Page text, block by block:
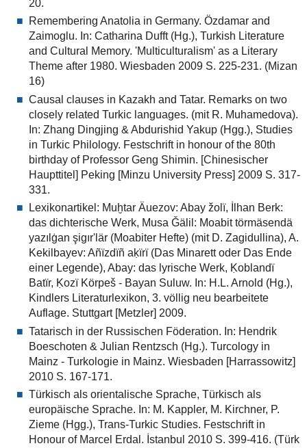
20.
Remembering Anatolia in Germany. Özdamar and
Zaimoglu. In: Catharina Dufft (Hg.), Turkish Literature
and Cultural Memory. 'Multiculturalism' as a Literary
Theme after 1980. Wiesbaden 2009 S. 225-231. (Mizan
16)
Causal clauses in Kazakh and Tatar. Remarks on two
closely related Turkic languages. (mit R. Muhamedova).
In: Zhang Dingjing & Abdurishid Yakup (Hgg.), Studies
in Turkic Philology. Festschrift in honour of the 80th
birthday of Professor Geng Shimin. [Chinesischer
Haupttitel] Peking [Minzu University Press] 2009 S. 317-
331.
Lexikonartikel: Muḫtar Äuezov: Abay žolï, İlhan Berk:
das dichterische Werk, Musa Ǧälil: Moabit törmäsendä
yazılġan şigır'lär (Moabiter Hefte) (mit D. Zagidullina), A.
Kekilbayev: Añïzdïñ aḳïrï (Das Minarett oder Das Ende
einer Legende), Abay: das lyrische Werk, Ḳoblandï
Batïr, Ḳozï Körpeš - Bayan Suluw. In: H.L. Arnold (Hg.),
Kindlers Literaturlexikon, 3. völlig neu bearbeitete
Auflage. Stuttgart [Metzler] 2009.
Tatarisch in der Russischen Föderation. In: Hendrik
Boeschoten & Julian Rentzsch (Hg.). Turcology in
Mainz - Turkologie in Mainz. Wiesbaden [Harrassowitz]
2010 S. 167-171.
Türkisch als orientalische Sprache, Türkisch als
europäische Sprache. In: M. Kappler, M. Kirchner, P.
Zieme (Hgg.), Trans-Turkic Studies. Festschrift in
Honour of Marcel Erdal. İstanbul 2010 S. 399-416. (Türk